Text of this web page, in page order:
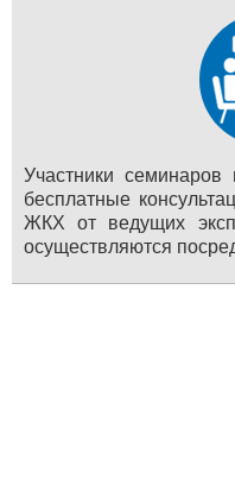
Участники
бесплатные
ЖКХ от ведущих
осуществляются